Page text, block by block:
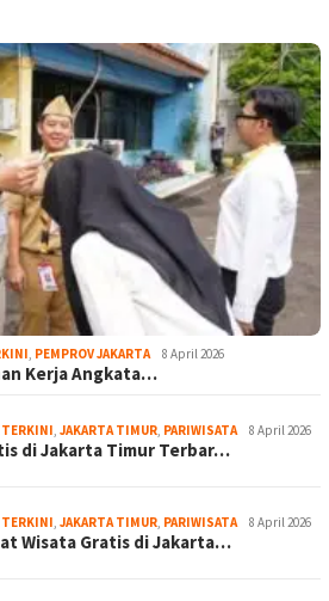
, PEMPROV JAKARTA 8 April 2026
Kerja Angkata…
TERKINI, JAKARTA TIMUR, PARIWISATA 8 April 2026
di Jakarta Timur Terbar…
TERKINI, JAKARTA TIMUR, PARIWISATA 8 April 2026
Wisata Gratis di Jakarta…